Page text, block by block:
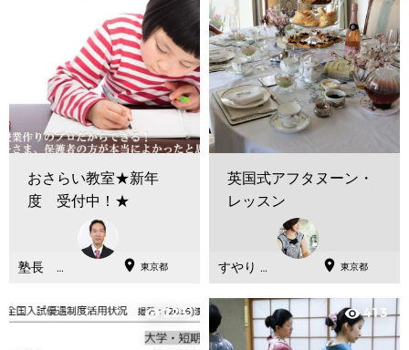
おさらい教室★新年
度 受付中！★
塾長 豊
 東京都
英国式アフタヌーン・
レッスン
すやり み
ゆき
 東京都
visibility 223 visibility413